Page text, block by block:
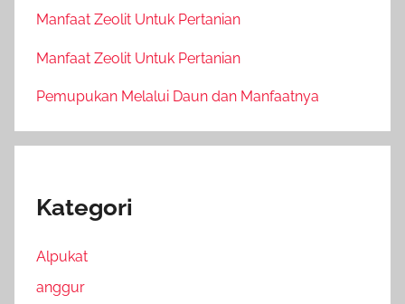
Manfaat Zeolit Untuk Pertanian
Manfaat Zeolit Untuk Pertanian
Pemupukan Melalui Daun dan Manfaatnya
Kategori
Alpukat
anggur